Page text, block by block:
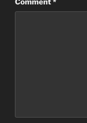
Comment*